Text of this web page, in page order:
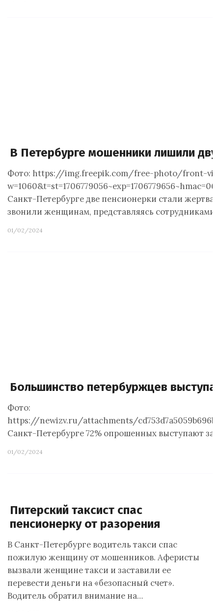
В Петербурге мошенники лишили
Фото: https://img.freepik.com/free-photo/front-
Санкт-Петербурге две пенсионерки стали
звонили женщинам, представляясь
01/02/2024
Большинство петербуржцев
Фото:
https://newizv.ru/attachments/
Санкт-Петербурге 72% опрошенных выступают
01/02/2024
Питерский таксист спас
пенсионерку от разорения
В Санкт-Петербурге водитель такси спас
пожилую женщину от мошенников. Аферисты
вызвали женщине такси и заставили ее
перевести деньги на «безопасный счет».
Водитель обратил внимание на…